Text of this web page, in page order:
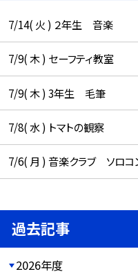
7/14( 火 ) ２年生 音楽
7/9( 木 ) セーフティ教室
7/9( 木 ) 3年生 毛筆
7/8( 水 ) トマトの観察
7/6( 月 ) 音楽クラブ ソロコ
過去記事
2026年度